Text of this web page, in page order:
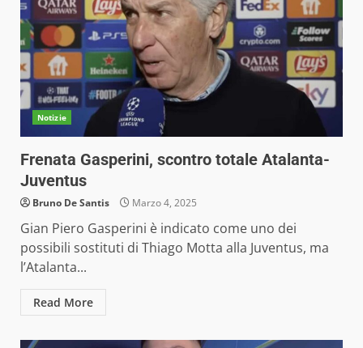
Notizie
Frenata Gasperini, scontro totale Atalanta-
Juventus
Bruno De Santis Marzo 4, 2025
Gian Piero Gasperini è indicato come uno dei
possibili sostituti di Thiago Motta alla Juventus, ma
l’Atalanta...
Read More